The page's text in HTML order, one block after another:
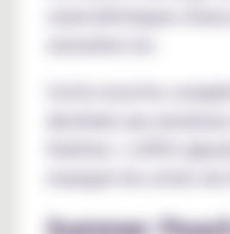
caractéristiques
Cette recette
fraîches. L'effet
masquer les notes du